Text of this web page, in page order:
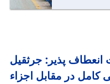
انعطاف پذیر: جرثقیل
در مقابل اجزاء